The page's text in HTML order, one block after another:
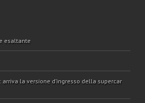
esaltante
arriva la versione d’ingresso della supercar